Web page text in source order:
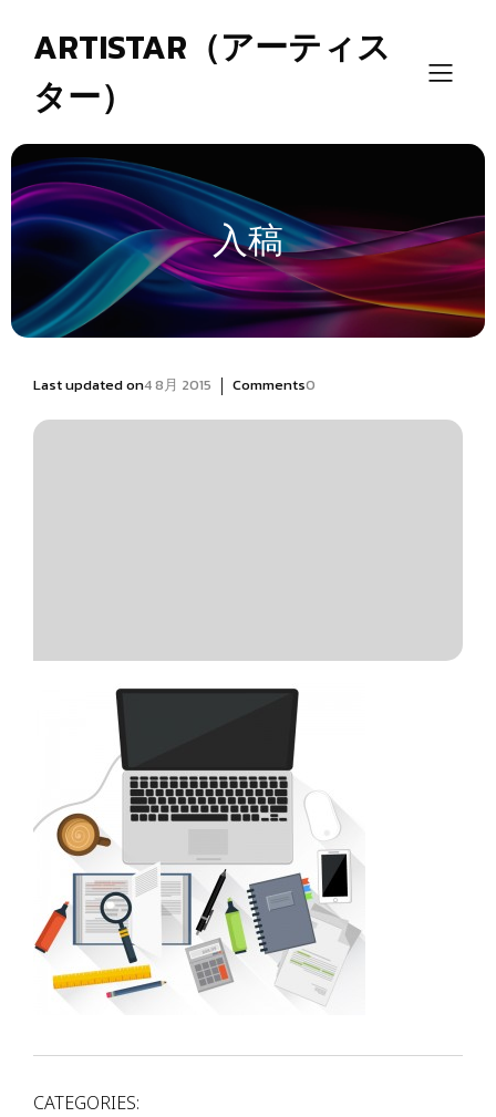
ARTISTAR（アーティス
ター）
入稿
Last updated on4 8月 2015 | Comments0
CATEGORIES: